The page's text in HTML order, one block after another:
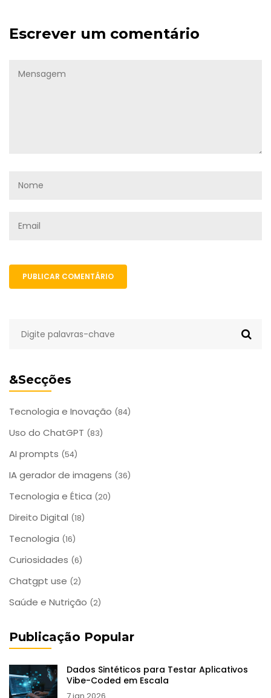
&Secções
Tecnologia e Inovação (84)
Uso do ChatGPT (83)
AI prompts (54)
IA gerador de imagens (36)
Tecnologia e Ética (20)
Direito Digital (18)
Tecnologia (16)
Curiosidades (6)
Chatgpt use (2)
Saúde e Nutrição (2)
Publicação Popular
Dados Sintéticos para Testar Aplicativos
Vibe-Coded em Escala
Escrever um comentário
PUBLICAR COMENTÁRIO